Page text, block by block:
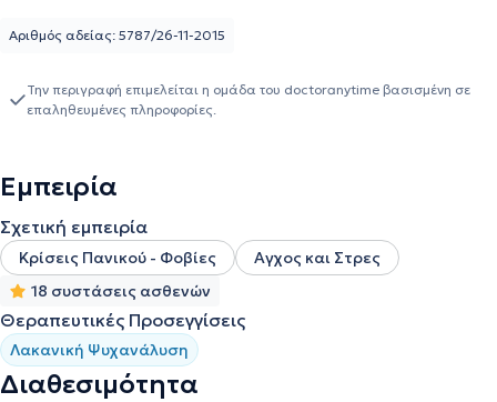
παρέχει έτοιμες λύσεις ούτε καθοδηγεί τον αναλυόμενο. Η ηθική
της συνεχούς αναδιατύπωσης, χωρίς την προσφυγή σε καμία
μορφή αυθεντίας. Συνεπώς στην ψυχαναλυτική διαδικασία είναι ο
τον εαυτό του.
Αριθμός αδείας: 5787/26-11-2015
Την περιγραφή επιμελείται η ομάδα του doctoranytime βασισμένη σε
επαληθευμένες πληροφορίες.
Εμπειρία
Σχετική εμπειρία
Κρίσεις Πανικού - Φοβίες
Αγχος και Στρες
18 συστάσεις ασθενών
Θεραπευτικές Προσεγγίσεις
Λακανική Ψυχανάλυση
Διαθεσιμότητα